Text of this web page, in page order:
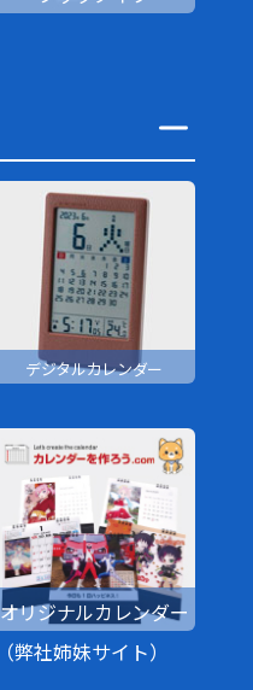
デジタルカレンダー
オリジナルカレンダー
（弊社姉妹サイト）